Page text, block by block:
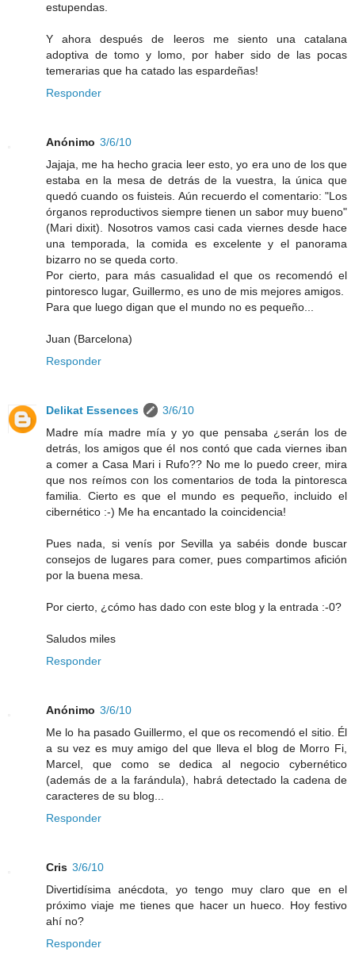
estupendas.
Y ahora después de leeros me siento una catalana
adoptiva de tomo y lomo, por haber sido de las pocas
temerarias que ha catado las espardeñas!
Responder
Anónimo 3/6/10
Jajaja, me ha hecho gracia leer esto, yo era uno de los que
estaba en la mesa de detrás de la vuestra, la única que
quedó cuando os fuisteis. Aún recuerdo el comentario: "Los
órganos reproductivos siempre tienen un sabor muy bueno"
(Mari dixit). Nosotros vamos casi cada viernes desde hace
una temporada, la comida es excelente y el panorama
bizarro no se queda corto.
Por cierto, para más casualidad el que os recomendó el
pintoresco lugar, Guillermo, es uno de mis mejores amigos.
Para que luego digan que el mundo no es pequeño...
Juan (Barcelona)
Responder
Delikat Essences
3/6/10
Madre mía madre mía y yo que pensaba ¿serán los de
detrás, los amigos que él nos contó que cada viernes iban
a comer a Casa Mari i Rufo?? No me lo puedo creer, mira
que nos reímos con los comentarios de toda la pintoresca
familia. Cierto es que el mundo es pequeño, incluido el
cibernético :-) Me ha encantado la coincidencia!
Pues nada, si venís por Sevilla ya sabéis donde buscar
consejos de lugares para comer, pues compartimos afición
por la buena mesa.
Por cierto, ¿cómo has dado con este blog y la entrada :-0?
Saludos miles
Responder
Anónimo 3/6/10
Me lo ha pasado Guillermo, el que os recomendó el sitio. Él
a su vez es muy amigo del que lleva el blog de Morro Fi,
Marcel, que como se dedica al negocio cybernético
(además de a la farándula), habrá detectado la cadena de
caracteres de su blog...
Responder
Cris 3/6/10
Divertidísima anécdota, yo tengo muy claro que en el
próximo viaje me tienes que hacer un hueco. Hoy festivo
ahí no?
Responder